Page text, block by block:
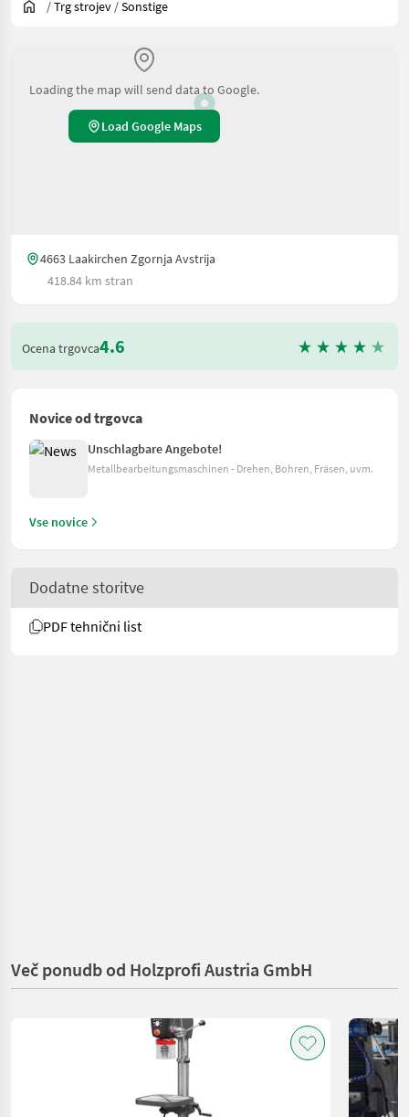
/Trg strojev /Sonstige
Loading the map will send data to Google.
Load Google Maps
4663 Laakirchen Zgornja Avstrija
418.84 km stran
Ocena trgovca4.6
Novice od trgovca
Unschlagbare Angebote!
Metallbearbeitungsmaschinen - Drehen, Bohren, Fräsen, uvm.
Vse novice
Dodatne storitve
PDF tehnični list
Več ponudb od Holzprofi Austria GmbH